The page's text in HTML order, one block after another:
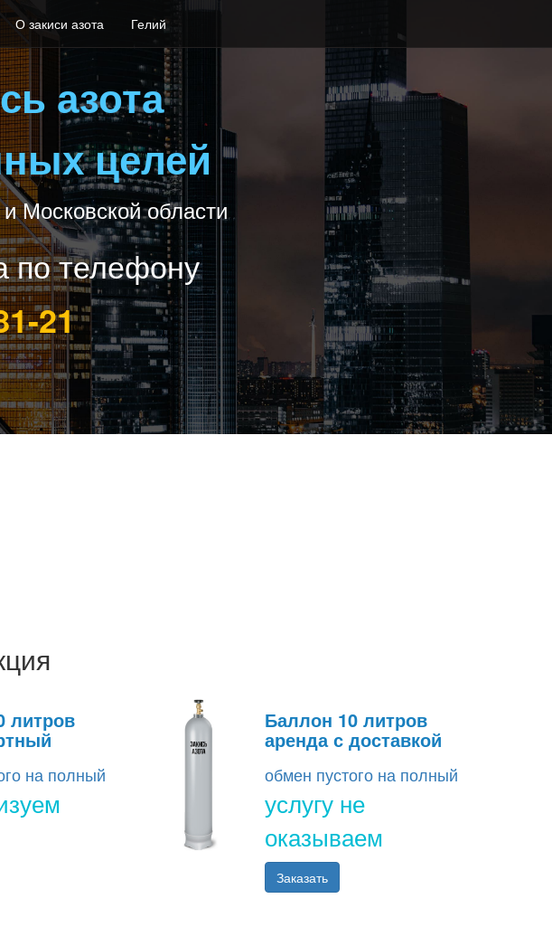
О закиси азота Гелий
азота
целей
Московской области
по телефону
21
литров
на полный
Баллон 10 литров
аренда с доставкой
обмен пустого на полный
услугу не
оказываем
Заказать